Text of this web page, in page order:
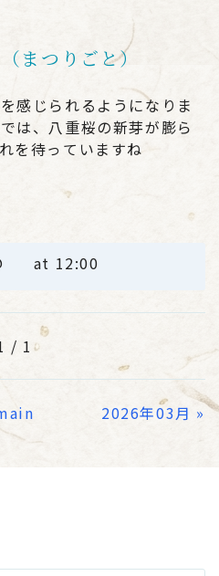
まつりごと）
感じられるようになりま
は、八重桜の新芽が膨ら
を待っていますね
at 12:00
/ 1
2026年03月 »